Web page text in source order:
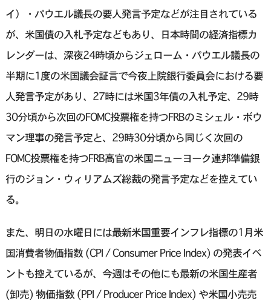
イ）・パウエル議長の要人発言予定などが注目されている
が、米国債の入札予定などもあり、日本時間の経済指標カ
レンダーは、深夜24時頃からジェローム・パウエル議長の
半期に1度の米国議会証言で今夜上院銀行委員会における要
人発言予定があり、27時には米国3年債の入札予定、29時
30分頃から次回のFOMC投票権を持つFRBのミシェル・ボウ
マン理事の発言予定と、29時30分頃から同じく次回の
FOMC投票権を持つFRB高官の米国ニューヨーク連邦準備銀
行のジョン・ウィリアムズ総裁の発言予定などを控えてい
る。
また、明日の水曜日には最新米国重要インフレ指標の1月米
国消費者物価指数 (CPI / Consumer Price Index) の発表イベ
ントも控えているが、今週はその他にも最新の米国生産者
(卸売) 物価指数 (PPI / Producer Price Index) や米国小売売